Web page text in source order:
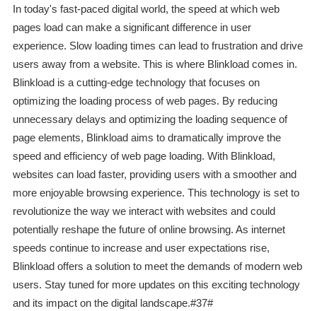
In today's fast-paced digital world, the speed at which web
pages load can make a significant difference in user
experience. Slow loading times can lead to frustration and drive
users away from a website. This is where Blinkload comes in.
Blinkload is a cutting-edge technology that focuses on
optimizing the loading process of web pages. By reducing
unnecessary delays and optimizing the loading sequence of
page elements, Blinkload aims to dramatically improve the
speed and efficiency of web page loading. With Blinkload,
websites can load faster, providing users with a smoother and
more enjoyable browsing experience. This technology is set to
revolutionize the way we interact with websites and could
potentially reshape the future of online browsing. As internet
speeds continue to increase and user expectations rise,
Blinkload offers a solution to meet the demands of modern web
users. Stay tuned for more updates on this exciting technology
and its impact on the digital landscape.#37#